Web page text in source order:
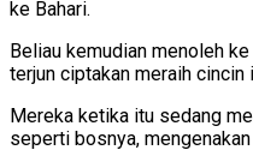
ke Bahari.
Beliau kemudian menoleh
terjun ciptakan meraih cincin
Mereka ketika itu sedang
seperti bosnya,